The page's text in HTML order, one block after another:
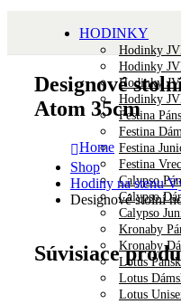
HODINKY
Hodinky
Hodinky
Hodinky
Hodinky
Festina
Festina
Festina
Festina
Calypso
Calypso
Calypso
Kronaby
Kronaby
Lotus
Lotus
Lotus
Designové
Atom 35cm
Home
Shop
Hodiny na stenu
Designové stolní
Súvisiace